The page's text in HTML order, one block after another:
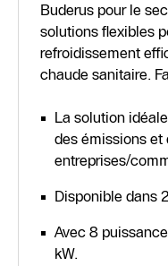
Buderus pour le
solutions flexibles
refroidissement
chaude sanitaire.
La solution
des émissions et
entreprises/
Disponible dans
Avec 8
kW.